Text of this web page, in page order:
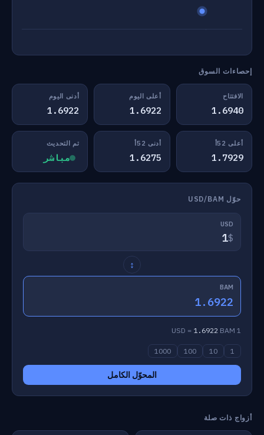
إحصاءات السوق
الافتتاح
1.6940
أعلى اليوم
1.6922
أدنى اليوم
1.6922
أعلى 52أ
1.7929
أدنى 52أ
1.6275
تم التحديث
مباشر
حوّل USD/BAM
USD
$
↕
BAM
1.6922
1 USD =
1.6922 BAM
1
10
100
1000
المحوّل الكامل
أزواج ذات صلة